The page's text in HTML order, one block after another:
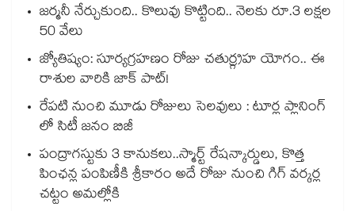
జర్మనీ నేర్చుకుంది.. కొలువు కొట్టింది.. నెలకు రూ.3 లక్షల
50 వేలు
జ్యోతిష్యం: సూర్యగ్రహణం రోజు చతుర్గ్రహ యోగం.. ఈ
రాశుల వారికి జాక్ పాట్!
రేపటి నుంచి మూడు రోజులు సెలవులు : టూర్ల ప్లానింగ్
లో సిటీ జనం బిజీ
పంద్రాగస్టుకు 3 కానుకలు..స్మార్ట్ రేషన్కార్డులు, కొత్త
పింఛన్ల పంపిణీకి శ్రీకారం అదే రోజు నుంచి గిగ్ వర్కర్ల
చట్టం అమల్లోకి